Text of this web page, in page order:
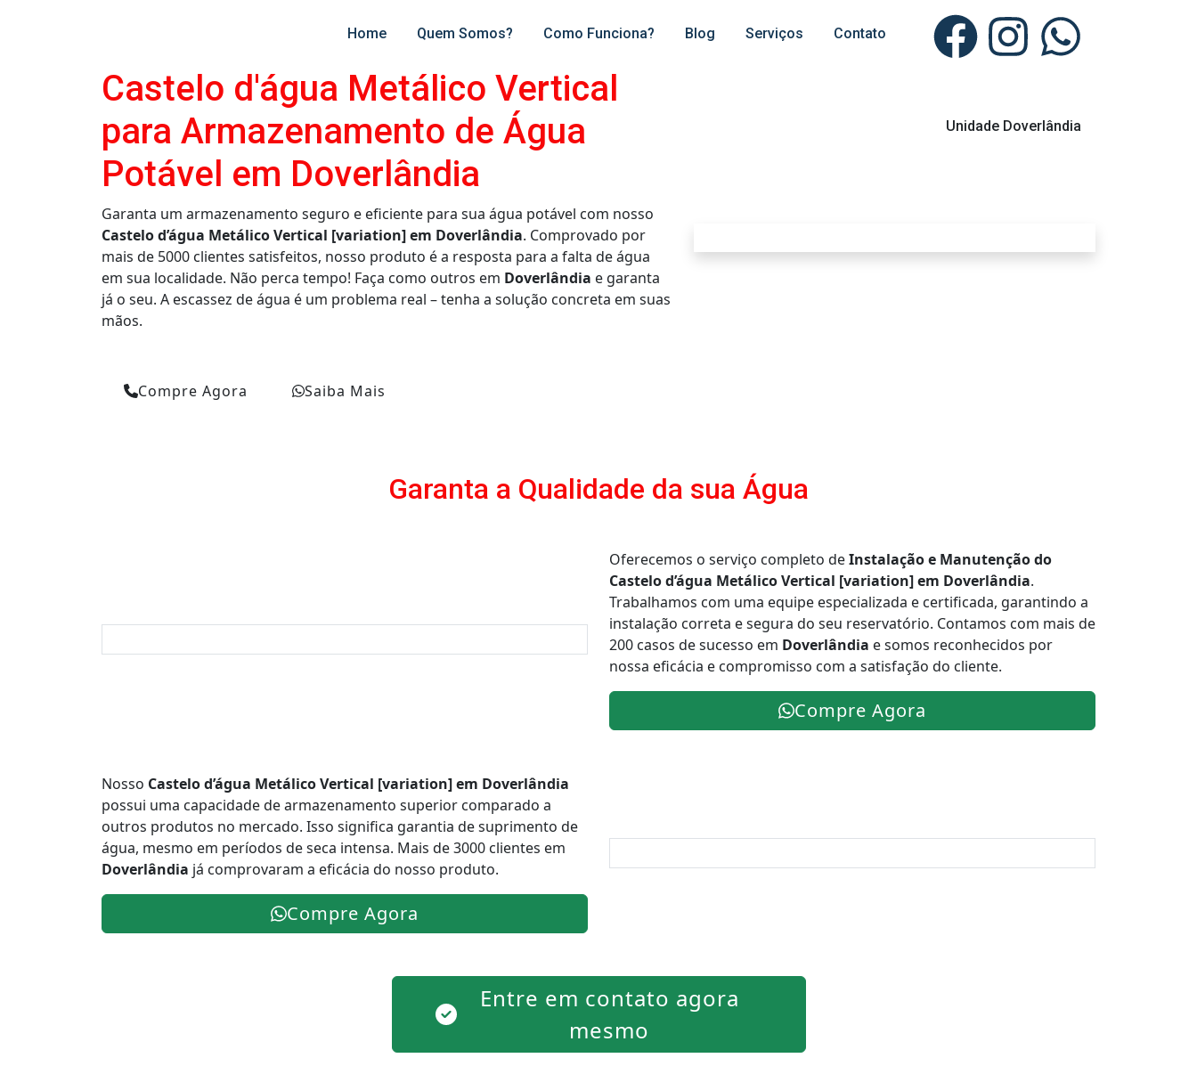
Home Quem Somos? Como Funciona? Blog Serviços Contato
Unidade Doverlândia
Castelo d'água Metálico Vertical
para Armazenamento de Água
Potável em Doverlândia
Garanta um armazenamento seguro e eficiente para sua água potável com nosso
Castelo d’água Metálico Vertical [variation] em Doverlândia. Comprovado por
mais de 5000 clientes satisfeitos, nosso produto é a resposta para a falta de água
em sua localidade. Não perca tempo! Faça como outros em Doverlândia e garanta
já o seu. A escassez de água é um problema real – tenha a solução concreta em suas
mãos.
Compre Agora Saiba Mais
Garanta a Qualidade da sua Água
Oferecemos o serviço completo deInstalação e Manutenção do
Castelo d’água Metálico Vertical [variation] em Doverlândia.
Trabalhamos com uma equipe especializada e certificada, garantindo a
instalação correta e segura do seu reservatório. Contamos com mais de
200 casos de sucesso em Doverlândia e somos reconhecidos por
nossa eficácia e compromisso com a satisfação do cliente.
Compre Agora
Nosso Castelo d’água Metálico Vertical [variation] em Doverlândia
possui uma capacidade de armazenamento superior comparado a
outros produtos no mercado. Isso significa garantia de suprimento de
água, mesmo em períodos de seca intensa. Mais de 3000 clientes em
Doverlândia já comprovaram a eficácia do nosso produto.
Compre Agora
Entre em contato agora
mesmo